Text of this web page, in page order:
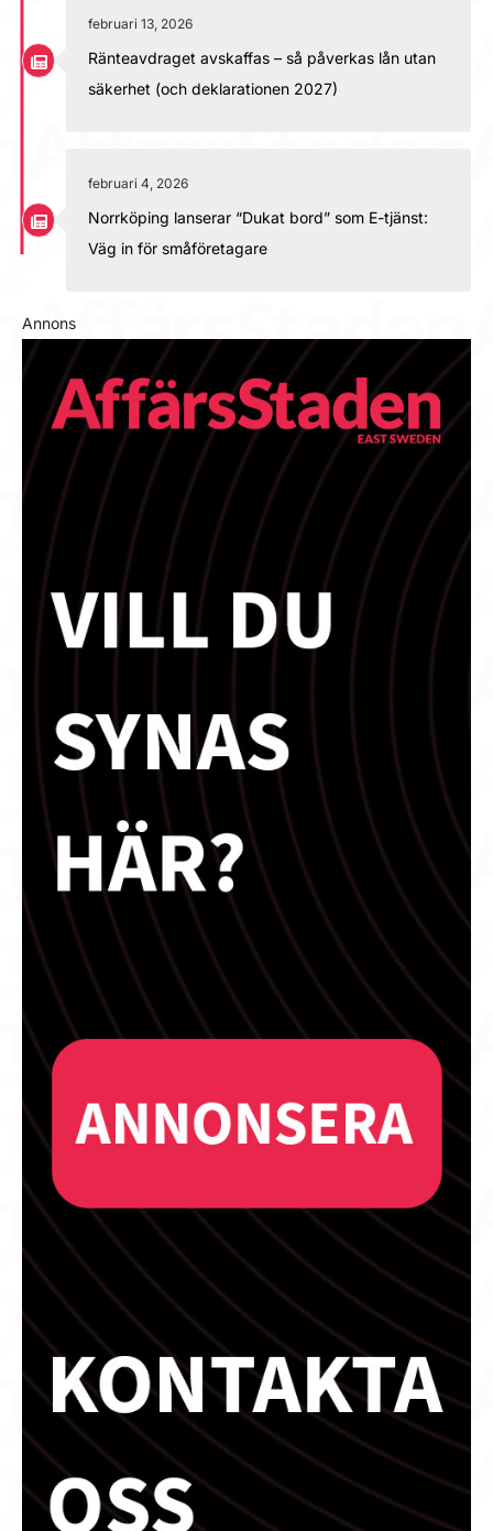
februari 13, 2026
Ränteavdraget avskaffas – så påverkas lån utan
säkerhet (och deklarationen 2027)
februari 4, 2026
Norrköping lanserar “Dukat bord” som E-tjänst:
Väg in för småföretagare
Annons